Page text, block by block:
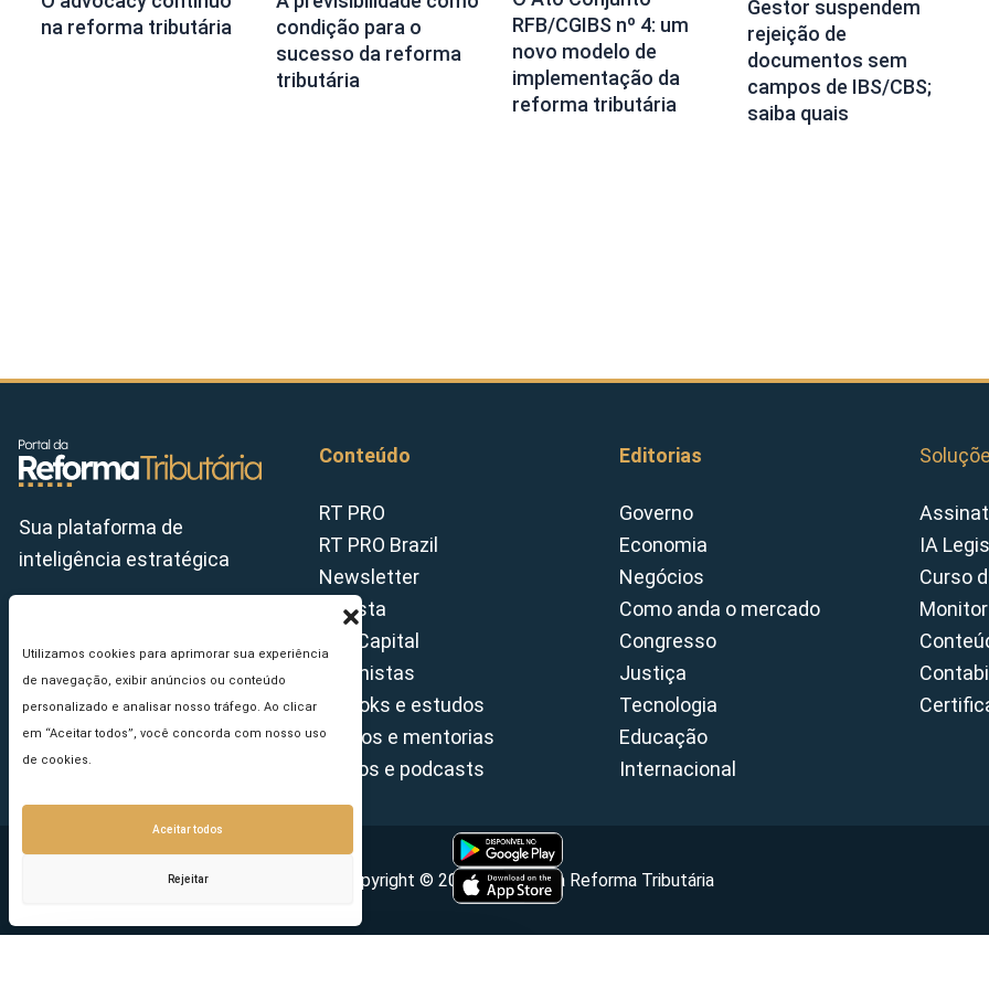
Utilizamos cookies para aprimorar sua experiência
de navegação, exibir anúncios ou conteúdo
personalizado e analisar nosso tráfego. Ao clicar
em “Aceitar todos”, você concorda com nosso uso
de cookies.
Aceitar todos
Rejeitar
na reforma tributária
condição para o
sucesso da reforma
tributária
RFB/CGIBS nº 4: um
novo modelo de
implementação da
reforma tributária
Gestor suspendem
rejeição de
documentos sem
campos de IBS/CBS;
saiba quais
Sua plataforma de
inteligência estratégica
Conteúdo
RT PRO
RT PRO Brazil
Newsletter
Revista
Tax Capital
Colunistas
E-books e estudos
Cursos e mentorias
Vídeos e podcasts
Editorias
Governo
Economia
Negócios
Como anda o mercado
Congresso
Justiça
Tecnologia
Educação
Internacional
IA
Curso
Copyright © 2026 - Portal da Reforma Tributária